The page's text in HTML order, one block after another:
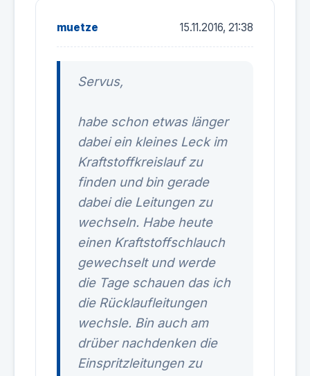
muetze 15.11.2016, 21:38
Servus,
habe schon etwas länger
dabei ein kleines Leck im
Kraftstoffkreislauf zu
finden und bin gerade
dabei die Leitungen zu
wechseln. Habe heute
einen Kraftstoffschlauch
gewechselt und werde
die Tage schauen das ich
die Rücklaufleitungen
wechsle. Bin auch am
drüber nachdenken die
Einspritzleitungen zu